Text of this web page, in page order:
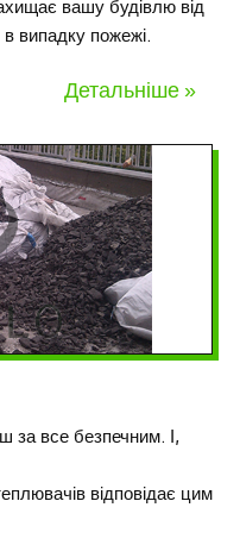
вашу будівлю від
в випадку пожежі.
Детальніше »
за все безпечним. І,
відповідає цим